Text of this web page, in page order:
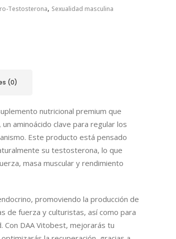
Testosterona, Sexualidad masculina
(0)
nutricional premium que
aminoácido clave para regular los
Este producto está pensado
su testosterona, lo que
masa muscular y rendimiento
promoviendo la producción de
de fuerza y ​​culturistas, así como para
Con DAA Vitobest, mejorarás tu